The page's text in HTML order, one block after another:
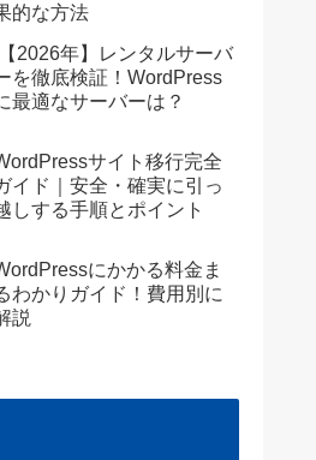
的な方法
【2026年】レンタルサーバ
を徹底検証！WordPress
最適なサーバーは？
サイト移行完全
イド｜安全・確実に引っ
しする手順とポイント
にかかる料金ま
わかりガイド！費用別に
説